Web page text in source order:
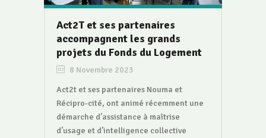
Act2T et ses partenaires
accompagnent les grands
projets du Fonds du Logement
8 Novembre 2023
Act2t et ses partenaires Nouma et
Récipro-cité, ont animé récemment une
démarche d’assistance à maîtrise
d’usage et d’intelligence collective